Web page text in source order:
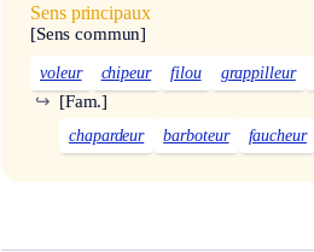
Sens principaux
[Sens commun]
voleur chipeur filou grappilleur
[Fam.]
↪
chapardeur barboteur faucheur